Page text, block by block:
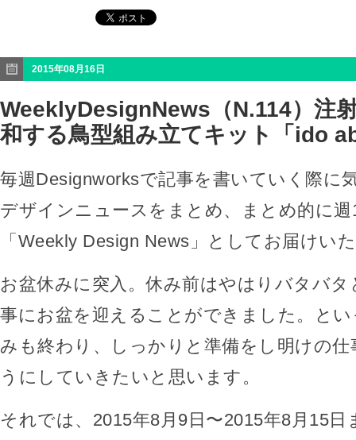
2015年08月16日
WeeklyDesignNews（N.114）注
和する鳥型組み立てキット「ido
毎週Designworksで記事を書いていく際に
デザインニュースをまとめ、まとめ的に週
「Weekly Design News」としてお届けい
お盆休みに突入。休み前はやはりバタバ
事にお盆を迎えることができました。と
みも終わり、しっかりと準備をし明けの
うにしていきたいと思います。
それでは、2015年8月9日〜2015年8月15日